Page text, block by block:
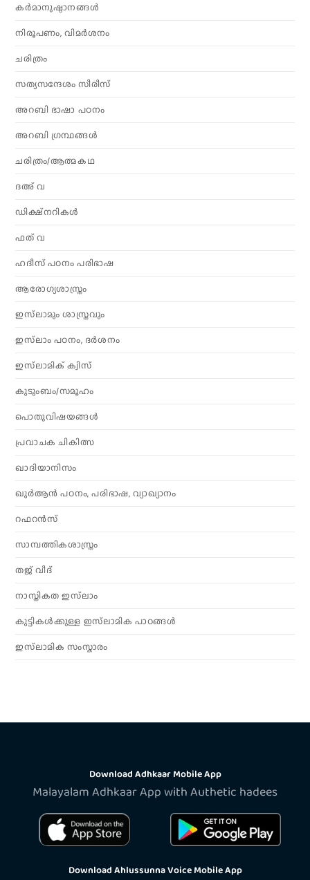
കര്‍മാനുഷ്ഠാനങ്ങള്‍
നിരൂപണം, വിമര്‍ശനം
ചരിത്രം
സത്യസന്ദേശം സീരീസ്
അറബി ഭാഷാ പഠനം
അറബി ഗ്രന്ഥങ്ങൾ
ചരിത്രം/ആത്മകഥ
ദഅ് വ
ഡിക്ഷ്നറികൾ
ഫത് വ
ഹദീസ് പഠനം പരിഭാഷ
ആരോഗ്യശാസ്ത്രം
ഇസ്‌ലാമും ശാസ്ത്രവും
ഇസ്‌ലാം പഠനം, ദർശനം
ഇസ്‌ലാമിക് ക്വിസ്
കുടുംബം/സമൂഹം
പൊതുവിഷയങ്ങൾ
പ്രവാചക ചികിത്സ
ഖാദിയാനിസം
ഖുർആൻ പഠനം, പരിഭാഷ, വ്യാഖ്യാനം
റഫറൻസ്
സാമ്പത്തികശാസ്ത്രം
തജ് വീദ്
നാസ്തികത ഇസ്‌ലാം
കുട്ടികൾക്കുള്ള ഇസ്‌ലാമിക പാഠങ്ങൾ
ഇസ്‌ലാമിക സംസ്കാരം
Download Adhkaar Mobile App
Malayalam Adhkaar App with Authetic hadees
Download Ahlussunna Voice Mobile App